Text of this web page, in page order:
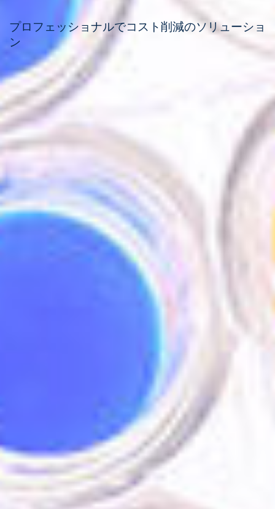
プロフェッショナルでコスト削減のソリューショ
ン